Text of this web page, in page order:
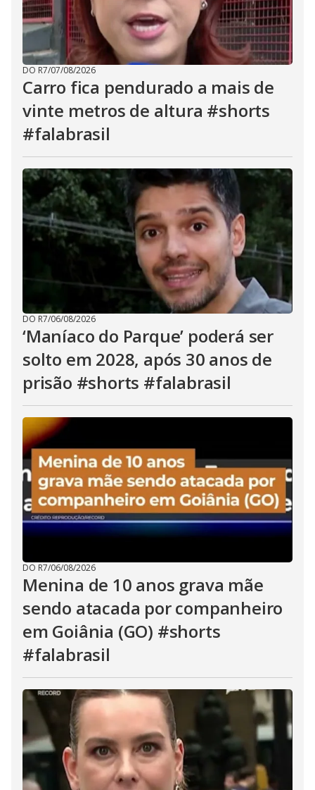
DO R7/07/08/2026
Carro fica pendurado a mais de
vinte metros de altura #shorts
#falabrasil
DO R7/06/08/2026
‘Maníaco do Parque’ poderá ser
solto em 2028, após 30 anos de
prisão #shorts #falabrasil
DO R7/06/08/2026
Menina de 10 anos grava mãe
sendo atacada por companheiro
em Goiânia (GO) #shorts
#falabrasil